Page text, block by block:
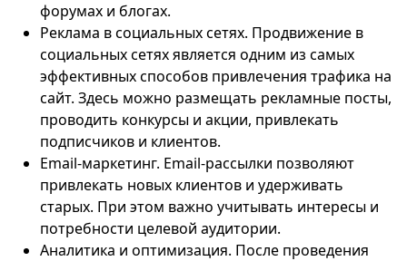
форумах и блогах.
Реклама в социальных сетях. Продвижение в
социальных сетях является одним из самых
эффективных способов привлечения трафика на
сайт. Здесь можно размещать рекламные посты,
проводить конкурсы и акции, привлекать
подписчиков и клиентов.
Email-маркетинг. Email-рассылки позволяют
привлекать новых клиентов и удерживать
старых. При этом важно учитывать интересы и
потребности целевой аудитории.
Аналитика и оптимизация. После проведения